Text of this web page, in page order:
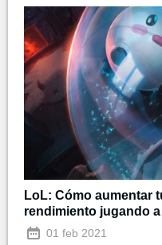
LoL: Cómo aumentar
rendimiento jugando
01 feb 2021